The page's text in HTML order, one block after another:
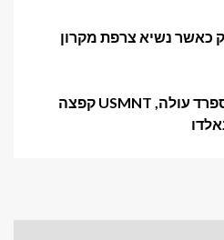
כאשר נשיא צרפת מקרון
מונדיאל 2026 ביום שני: ספרד עולה, USMNT קפצה